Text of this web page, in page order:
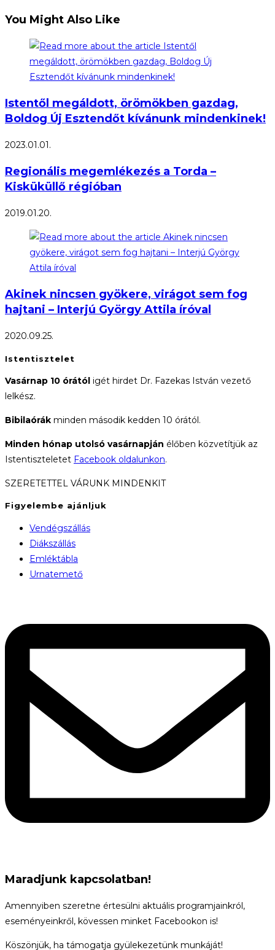
You Might Also Like
Istentől megáldott, örömökben gazdag,
Boldog Új Esztendőt kívánunk mindenkinek!
2023.01.01.
Regionális megemlékezés a Torda –
Kisküküllő régióban
2019.01.20.
Akinek nincsen gyökere, virágot sem fog
hajtani – Interjú György Attila íróval
2020.09.25.
Istentisztelet
Vasárnap 10 órától igét hirdet Dr. Fazekas István vezető
lelkész.
Bibilaórák minden második kedden 10 órától.
Minden hónap utolsó vasárnapján élőben közvetítjük az
Istentiszteletet Facebook oldalunkon.
SZERETETTEL VÁRUNK MINDENKIT
Figyelembe ajánljuk
Vendégszállás
Diákszállás
Emléktábla
Urnatemető
Maradjunk kapcsolatban!
Amennyiben szeretne értesülni aktuális programjainkról,
eseményeinkről, kövessen minket Facebookon is!
Köszönjük, ha támogatja gyülekezetünk munkáját!